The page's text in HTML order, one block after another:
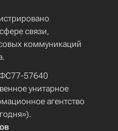
связи,
коммуникаций
57640
унитарное
агентство